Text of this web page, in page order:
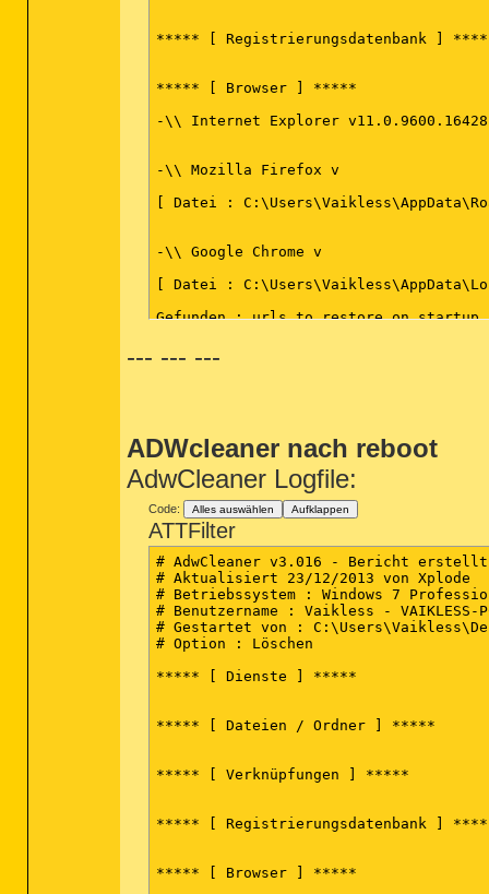
***** [ Registrierungsdatenbank ]
***** [ Browser ] *****
-\\ Internet Explorer v11.0.9600.16428
-\\ Mozilla Firefox v
[ Datei :
-\\ Google Chrome v
[ Datei :
Gefunden : urls_to_restore_on_startup
########## EOF -
--- --- ---
ADWcleaner nach reboot
AdwCleaner Logfile:
Code: Alles auswählen Aufklappen
ATTFilter
# AdwCleaner v3.016 - Bericht erstellt
# Aktualisiert 23/12/2013 von Xplode
# Betriebssystem : Windows 7
# Benutzername : Vaikless - VAIKLESS-
# Gestartet von :
# Option : Löschen
***** [ Dienste ] *****
***** [ Dateien / Ordner ] *****
***** [ Verknüpfungen ] *****
***** [ Registrierungsdatenbank ]
***** [ Browser ] *****